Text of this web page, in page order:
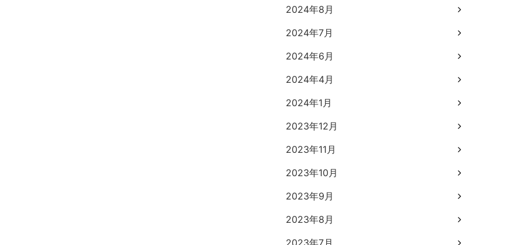
2024年8月
2024年7月
2024年6月
2024年4月
2024年1月
2023年12月
2023年11月
2023年10月
2023年9月
2023年8月
2023年7月